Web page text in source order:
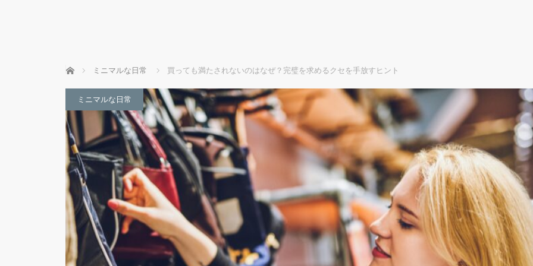
ホーム ミニマルな日常 買っても満たされないのはなぜ？完璧を求めるクセを手放すヒント
ミニマルな日常